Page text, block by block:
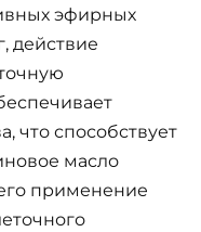
эфирных
действие
что способствует
масло
применение